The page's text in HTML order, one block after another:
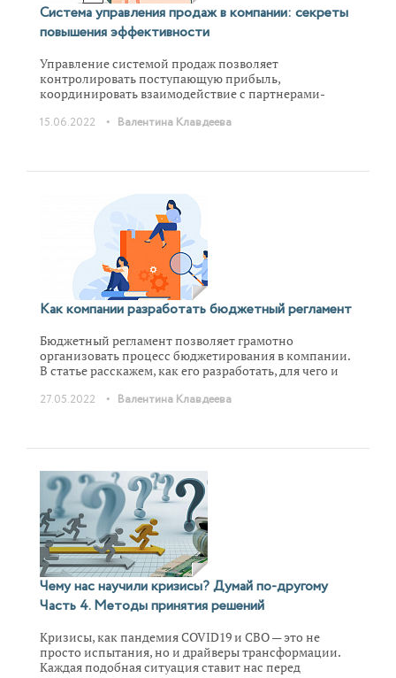
Система управления продаж в компании: секреты
повышения эффективности
Управление системой продаж позволяет
контролировать поступающую прибыль,
координировать взаимодействие с партнерами-
освоению новых рынков сбыта. Мы поговорим о
налаживания работы отдела продаж и как
15.06.2022 • Валентина Клавдеева
Как компании разработать бюджетный регламент
Бюджетный регламент позволяет грамотно
организовать процесс бюджетирования в компании.
В статье расскажем, как его разработать, для чего и
допускают при его создании. Также поделимся
27.05.2022 • Валентина Клавдеева
Чему нас научили кризисы? Думай по-другому
Часть 4. Методы принятия решений
Кризисы, как пандемия COVID19 и СВО — это не
просто испытания, но и драйверы трансформации.
Каждая подобная ситуация ставит нас перед